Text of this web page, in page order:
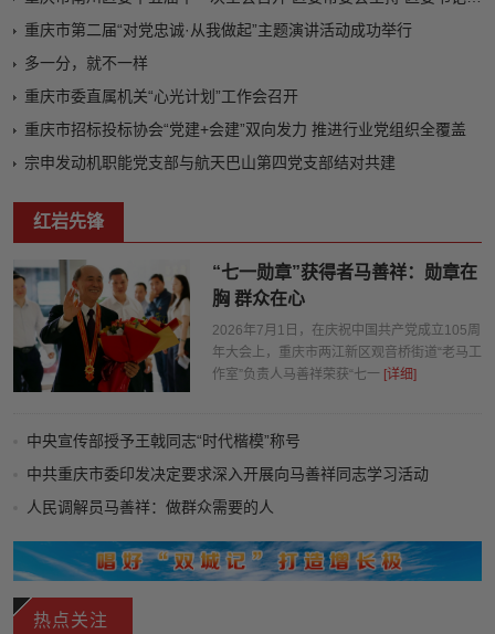
重庆市第二届“对党忠诚·从我做起”主题演讲活动成功举行
多一分，就不一样
重庆市委直属机关“心光计划”工作会召开
重庆市招标投标协会“党建+会建”双向发力 推进行业党组织全覆盖
宗申发动机职能党支部与航天巴山第四党支部结对共建
红岩先锋
“七一勋章”获得者马善祥：勋章在
胸 群众在心
2026年7月1日，在庆祝中国共产党成立105周
年大会上，重庆市两江新区观音桥街道“老马工
作室”负责人马善祥荣获“七一 [详细]
中央宣传部授予王戟同志“时代楷模”称号
中共重庆市委印发决定要求深入开展向马善祥同志学习活动
人民调解员马善祥：做群众需要的人
视频丨扎根基层践初心 70岁的他仍忙碌在服务群众第一线
热点关注